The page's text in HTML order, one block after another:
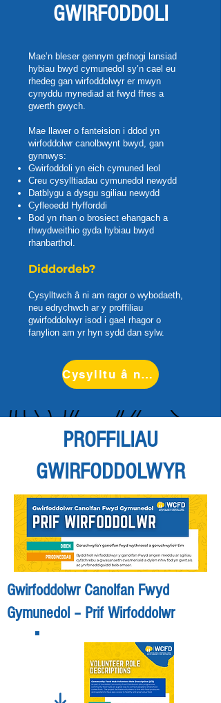
GWIRFODDOLI
Mae’n bleser gennym gefnogi lansiad
hybiau bwyd cymunedol sy’n cael eu
rhedeg gan wirfoddolwyr er mwyn
cynyddu mynediad at fwyd ffres a
gwerth gwych.
Mae llawer o fanteision i ddod yn
wirfoddolwr canolbwynt bwyd, gan
gynnwys:
Gwirfoddoli yn eich cymuned leol
Creu cysylltiadau cymunedol newydd
Datblygu a dysgu sgiliau newydd
Cyfleoedd Hyfforddi
Bod yn rhan o brosiect ehangach a
rhwydweithio gyda hybiau bwyd
rhanbarthol.
Diddordeb?
Cysylltwch â ni am ragor o wybodaeth,
neu edrychwch ar y proffiliau
gwirfoddolwyr isod i gael rhagor o
fanylion am yr hyn sydd dan sylw.
Cysylltu â ni >
PROFFILIAU
GWIRFODDOLWYR
Gwirfoddolwr Canolfan Fwyd
Gymunedol – Prif Wirfoddolwr